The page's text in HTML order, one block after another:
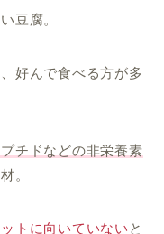
豆腐。
好んで食べる方が多
チドなどの非栄養素
。
トに向いていない と